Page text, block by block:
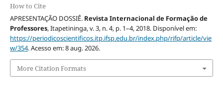
How to Cite
APRESENTAÇÃO DOSSIÊ. Revista Internacional de Formação de
Professores, Itapetininga, v. 3, n. 4, p. 1–4, 2018. Disponível em:
https://periodicoscientificos.itp.ifsp.edu.br/index.php/rifp/article/vie
w/354. Acesso em: 8 aug. 2026.
More Citation Formats